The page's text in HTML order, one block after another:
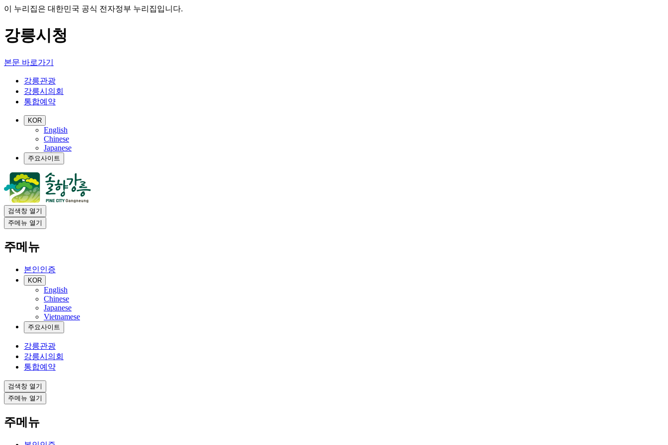
이 누리집은 대한민국 공식 전자정부 누리집입니다.
강릉시청
본문 바로가기
강릉관광
강릉시의회
통합예약
KOR
English
Chinese
Japanese
주요사이트
검색창 열기
주메뉴 열기
주메뉴
본인인증
KOR
English
Chinese
Japanese
Vietnamese
주요사이트
강릉관광
강릉시의회
통합예약
검색창 열기
주메뉴 열기
주메뉴